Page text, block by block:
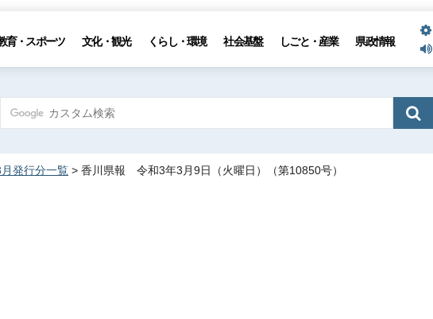
育・スポーツ 文化・観光 くらし・環境 社会基盤 しごと・産業 県政情報
発行分一覧 > 香川県報 令和3年3月9日（火曜日）（第10850号）